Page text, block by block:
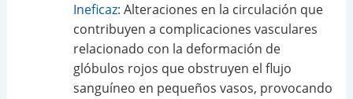
Ineficaz: Alteraciones en la circulación que
contribuyen a complicaciones vasculares
relacionado con la deformación de
glóbulos rojos que obstruyen el flujo
sanguíneo en pequeños vasos, provocando